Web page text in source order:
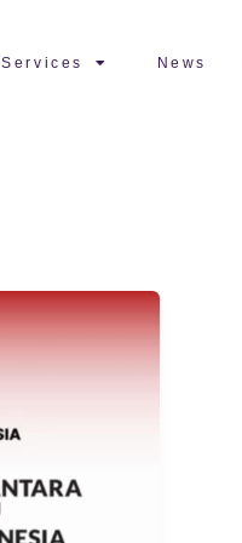
Services News